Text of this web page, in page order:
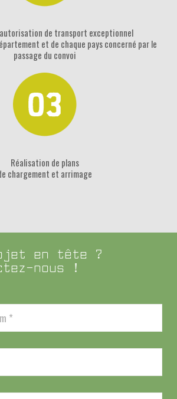
de transport exceptionnel
et de chaque pays concerné par le
passage du convoi
Réalisation de plans
chargement et arrimage
en tête ?
nous !